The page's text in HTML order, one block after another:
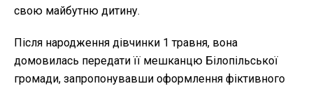
свою майбутню дитину.
Після народження дівчинки 1 травня, вона
домовилась передати її мешканцю Білопільської
громади, запропонувавши оформлення фіктивного